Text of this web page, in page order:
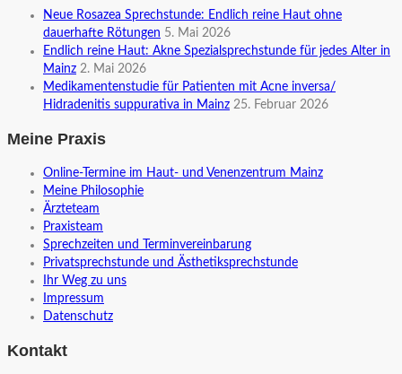
Neue Rosazea Sprechstunde: Endlich reine Haut ohne
dauerhafte Rötungen 5. Mai 2026
Endlich reine Haut: Akne Spezialsprechstunde für jedes Alter in
Mainz 2. Mai 2026
Medikamentenstudie für Patienten mit Acne inversa/
Hidradenitis suppurativa in Mainz 25. Februar 2026
Meine Praxis
Online-Termine im Haut- und Venenzentrum Mainz
Meine Philosophie
Ärzteteam
Praxisteam
Sprechzeiten und Terminvereinbarung
Privatsprechstunde und Ästhetiksprechstunde
Ihr Weg zu uns
Impressum
Datenschutz
Kontakt